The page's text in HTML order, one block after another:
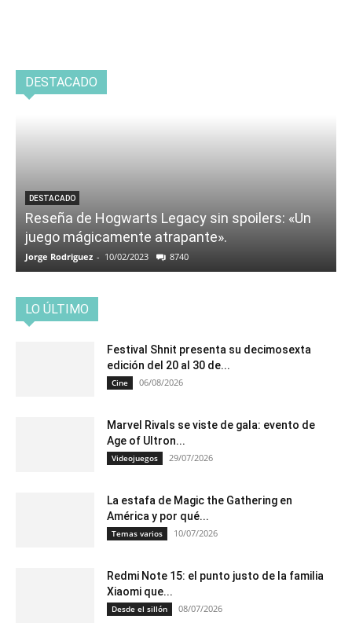
DESTACADO
DESTACADO
Reseña de Hogwarts Legacy sin spoilers: «Un
juego mágicamente atrapante».
Jorge Rodriguez - 10/02/2023 8740
LO ÚLTIMO
Festival Shnit presenta su decimosexta
edición del 20 al 30 de...
Cine 06/08/2026
Marvel Rivals se viste de gala: evento de
Age of Ultron...
Videojuegos 29/07/2026
La estafa de Magic the Gathering en
América y por qué...
Temas varios 10/07/2026
Redmi Note 15: el punto justo de la familia
Xiaomi que...
Desde el sillón 08/07/2026